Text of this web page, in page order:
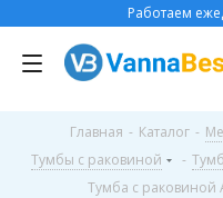
Работаем
Главная - Каталог -
Тумбы с раковиной
-
Тумба с раковиной